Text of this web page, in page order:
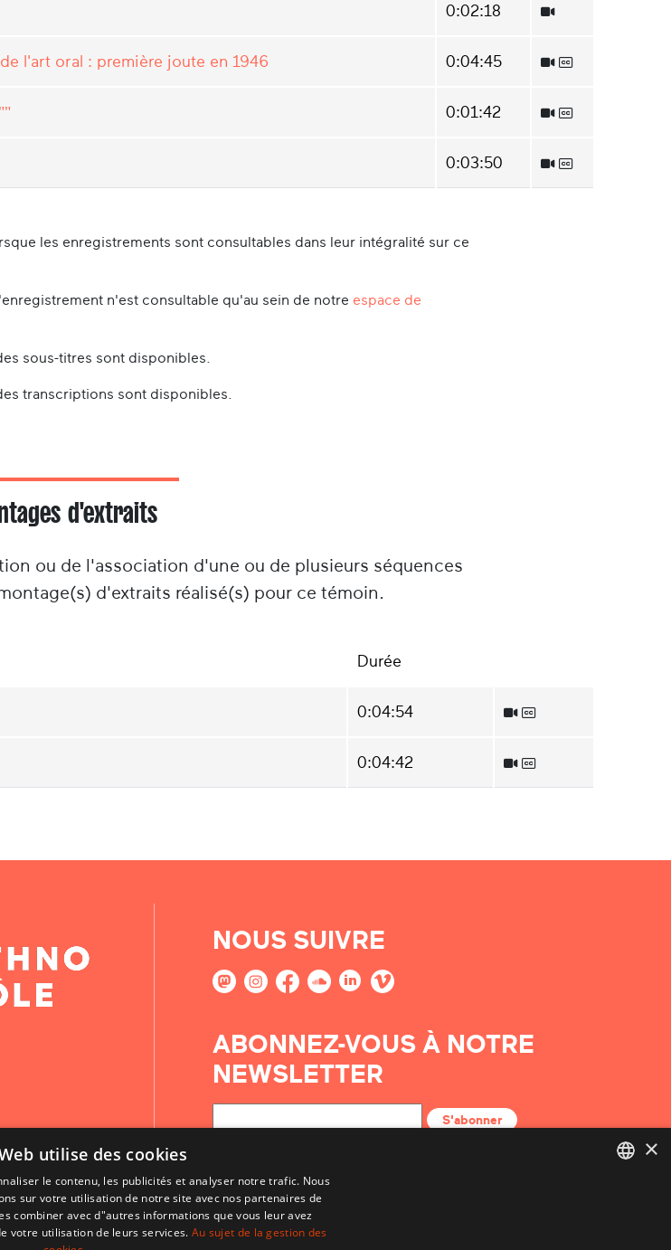
0:02:18
l'art oral : première joute en 1946 0:04:45
0:01:42
0:03:50
les enregistrements sont consultables dans leur intégralité sur ce
n'est consultable qu'au sein de notre espace de
sous-titres sont disponibles.
transcriptions sont disponibles.
d'extraits
ou de l'association d'une ou de plusieurs séquences
d'extraits réalisé(s) pour ce témoin.
Durée
0:04:54
0:04:42
NOUS SUIVRE
ABONNEZ-VOUS À NOTRE
NEWSLETTER
S'abonner
×
utilise des cookies
le contenu, les publicités et analyser notre trafic. Nous
sur votre utilisation de notre site avec nos partenaires de
combiner avec d"autres informations que vous leur avez
votre utilisation de leurs services. Au sujet de la gestion des